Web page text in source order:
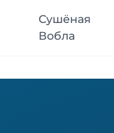
Сушёная
Вобла